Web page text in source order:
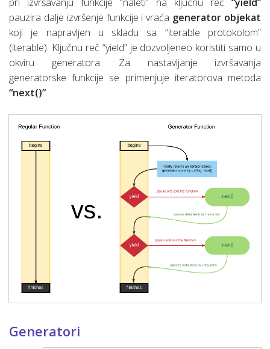
pauzira dalje izvršenje funkcije i vraća generator objekat
koji je napravljen u skladu sa “iterable protokolom”
(iterable). Ključnu reč “yield” je dozvoljeneo koristiti samo u
okviru generatora. Za nastavljanje izvršavanja
generatorske funkcije se primenjuje iteratorova metoda
“next()”.
Generatori